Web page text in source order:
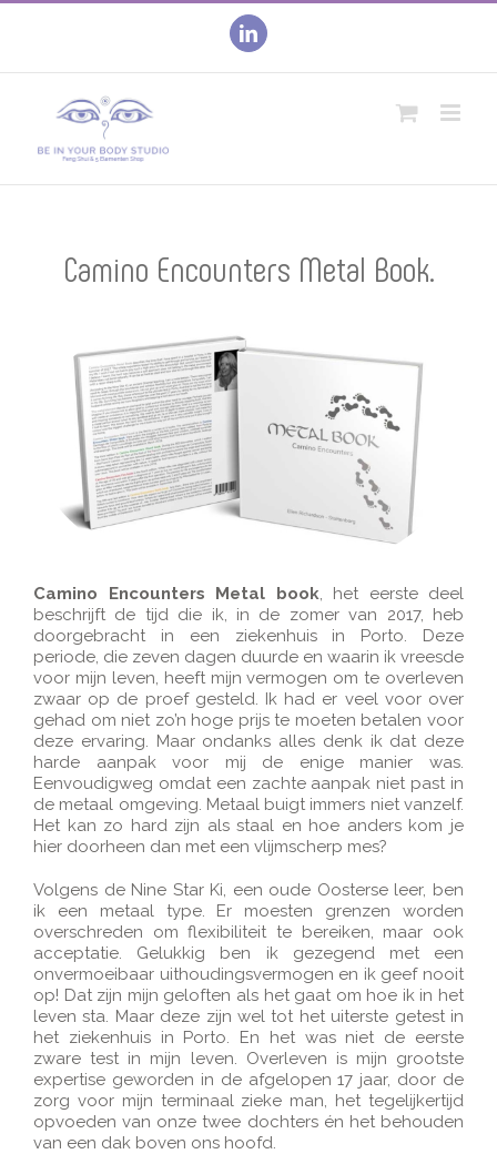
Skip
linkedin
Camino Encounters Metal Book.
Camino Encounters Metal book, het eerste deel
beschrijft de tijd die ik, in de zomer van 2017, heb
doorgebracht in een ziekenhuis in Porto. Deze
periode, die zeven dagen duurde en waarin ik vreesde
voor mijn leven, heeft mijn vermogen om te overleven
zwaar op de proef gesteld. Ik had er veel voor over
gehad om niet zo’n hoge prijs te moeten betalen voor
deze ervaring. Maar ondanks alles denk ik dat deze
harde aanpak voor mij de enige manier was.
Eenvoudigweg omdat een zachte aanpak niet past in
de metaal omgeving. Metaal buigt immers niet vanzelf.
Het kan zo hard zijn als staal en hoe anders kom je
hier doorheen dan met een vlijmscherp mes?
Volgens de Nine Star Ki, een oude Oosterse leer, ben
ik een metaal type. Er moesten grenzen worden
overschreden om flexibiliteit te bereiken, maar ook
acceptatie. Gelukkig ben ik gezegend met een
onvermoeibaar uithoudingsvermogen en ik geef nooit
op! Dat zijn mijn geloften als het gaat om hoe ik in het
leven sta. Maar deze zijn wel tot het uiterste getest in
het ziekenhuis in Porto. En het was niet de eerste
zware test in mijn leven. Overleven is mijn grootste
expertise geworden in de afgelopen 17 jaar, door de
zorg voor mijn terminaal zieke man, het tegelijkertijd
opvoeden van onze twee dochters én het behouden
van een dak boven ons hoofd.